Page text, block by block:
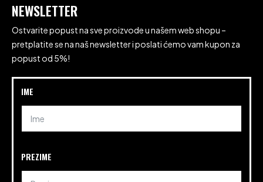
NEWSLETTER
Ostvarite popust na sve proizvode u našem web shopu –
pretplatite se na naš newsletter i poslati ćemo vam kupon za
popust od 5%!
IME
PREZIME